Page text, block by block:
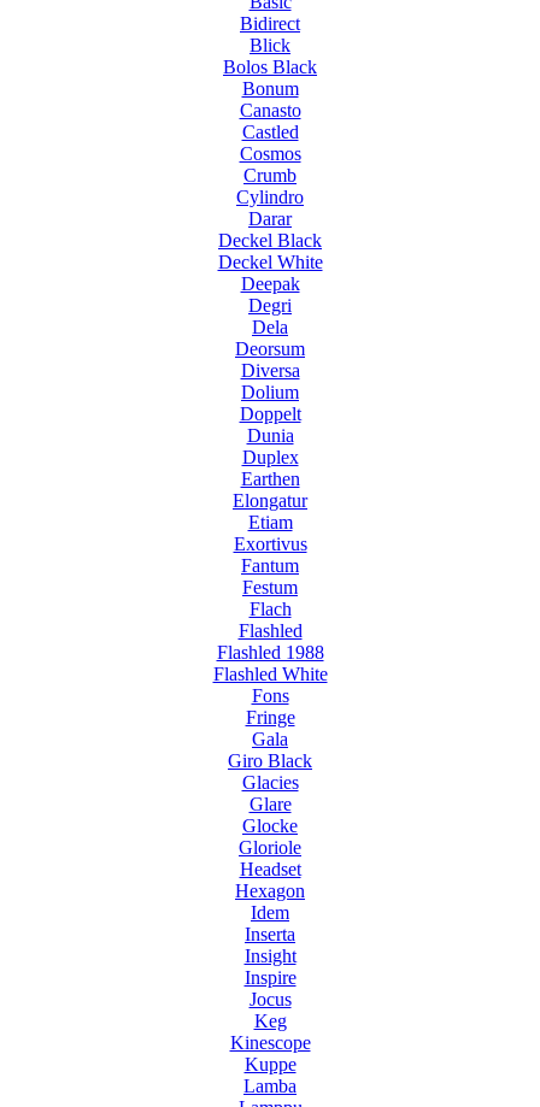
Bidirect
Blick
Bolos Black
Bonum
Canasto
Castled
Cosmos
Crumb
Cylindro
Darar
Deckel Black
Deckel White
Deepak
Degri
Dela
Deorsum
Diversa
Dolium
Doppelt
Dunia
Duplex
Earthen
Elongatur
Etiam
Exortivus
Fantum
Festum
Flach
Flashled
Flashled 1988
Flashled White
Fons
Fringe
Gala
Giro Black
Glacies
Glare
Glocke
Gloriole
Headset
Hexagon
Idem
Inserta
Insight
Inspire
Jocus
Keg
Kinescope
Kuppe
Lamba